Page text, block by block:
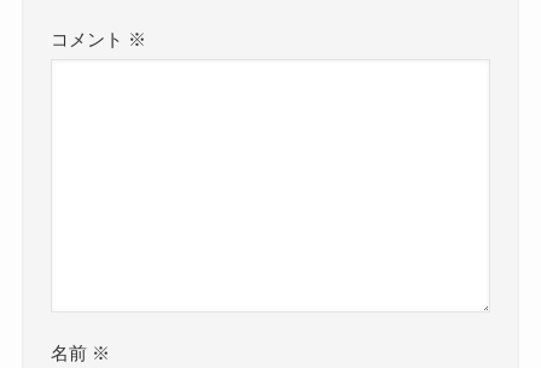
コメント ※
名前 ※